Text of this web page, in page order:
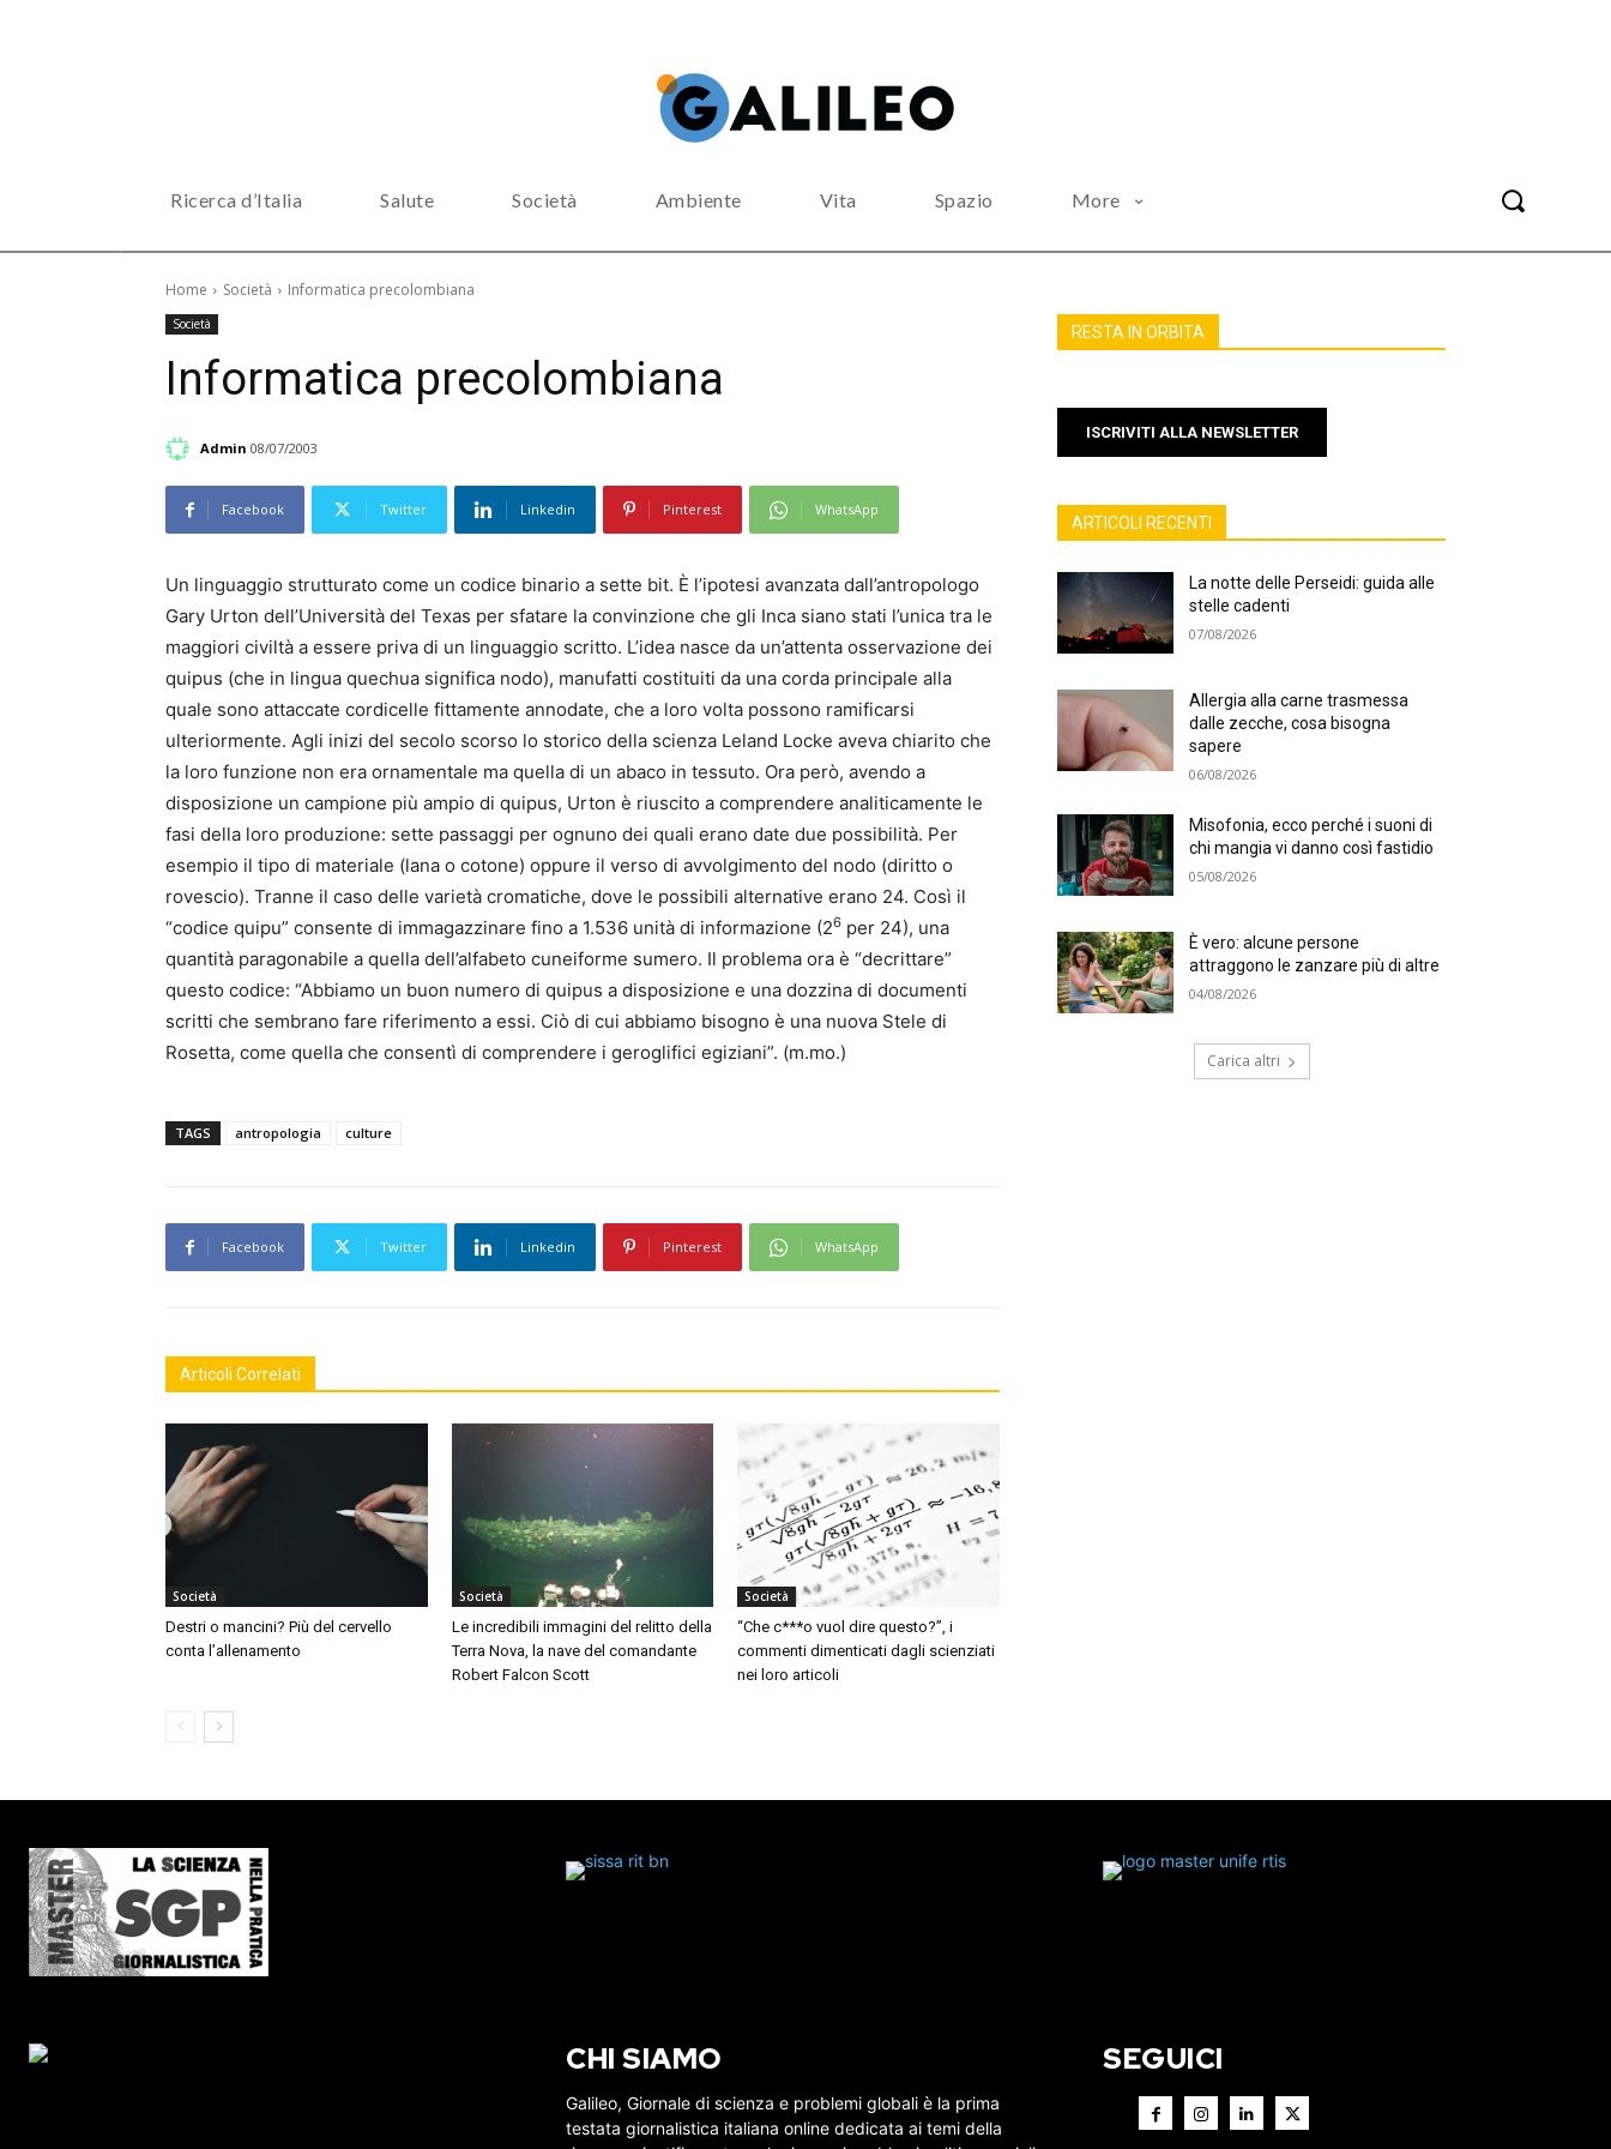
Ricerca d’Italia Salute Società Ambiente Vita Spazio More
Home Società Informatica precolombiana
Società
Informatica precolombiana
Admin 08/07/2003
Facebook Twitter Linkedin Pinterest WhatsApp
Un linguaggio strutturato come un codice binario a sette bit. È l’ipotesi avanzata dall’antropologo
Gary Urton dell’Università del Texas per sfatare la convinzione che gli Inca siano stati l’unica tra le
maggiori civiltà a essere priva di un linguaggio scritto. L’idea nasce da un’attenta osservazione dei
quipus (che in lingua quechua significa nodo), manufatti costituiti da una corda principale alla
quale sono attaccate cordicelle fittamente annodate, che a loro volta possono ramificarsi
ulteriormente. Agli inizi del secolo scorso lo storico della scienza Leland Locke aveva chiarito che
la loro funzione non era ornamentale ma quella di un abaco in tessuto. Ora però, avendo a
disposizione un campione più ampio di quipus, Urton è riuscito a comprendere analiticamente le
fasi della loro produzione: sette passaggi per ognuno dei quali erano date due possibilità. Per
esempio il tipo di materiale (lana o cotone) oppure il verso di avvolgimento del nodo (diritto o
rovescio). Tranne il caso delle varietà cromatiche, dove le possibili alternative erano 24. Così il
“codice quipu” consente di immagazzinare fino a 1.536 unità di informazione (26 per 24), una
quantità paragonabile a quella dell’alfabeto cuneiforme sumero. Il problema ora è “decrittare”
questo codice: “Abbiamo un buon numero di quipus a disposizione e una dozzina di documenti
scritti che sembrano fare riferimento a essi. Ciò di cui abbiamo bisogno è una nuova Stele di
Rosetta, come quella che consentì di comprendere i geroglifici egiziani”. (m.mo.)
TAGS antropologia culture
Facebook Twitter Linkedin Pinterest WhatsApp
Articoli Correlati
Società
Destri o mancini? Più del cervello
conta l’allenamento
Società
Le incredibili immagini del relitto della
Terra Nova, la nave del comandante
Robert Falcon Scott
Società
“Che c***o vuol dire questo?”, i
commenti dimenticati dagli scienziati
nei loro articoli
RESTA IN ORBITA
ISCRIVITI ALLA NEWSLETTER
ARTICOLI RECENTI
La notte delle Perseidi: guida alle
stelle cadenti
07/08/2026
Allergia alla carne trasmessa
dalle zecche, cosa bisogna
sapere
06/08/2026
Misofonia, ecco perché i suoni di
chi mangia vi danno così fastidio
05/08/2026
È vero: alcune persone
attraggono le zanzare più di altre
04/08/2026
Carica altri
CHI SIAMO
Galileo, Giornale di scienza e problemi globali è la prima
testata giornalistica italiana online dedicata ai temi della
SEGUICI